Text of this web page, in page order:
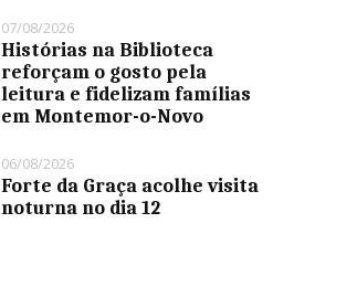
07/08/2026
Histórias na Biblioteca
reforçam o gosto pela
leitura e fidelizam famílias
em Montemor-o-Novo
06/08/2026
Forte da Graça acolhe visita
noturna no dia 12